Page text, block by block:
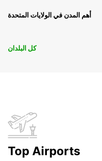
أهم المدن في الولايات المتحدة
كل البلدان
Top Airports